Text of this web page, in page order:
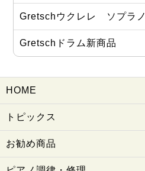
Gretschウクレレ ソプラノ
Gretschドラム新商品
HOME
トピックス
お勧め商品